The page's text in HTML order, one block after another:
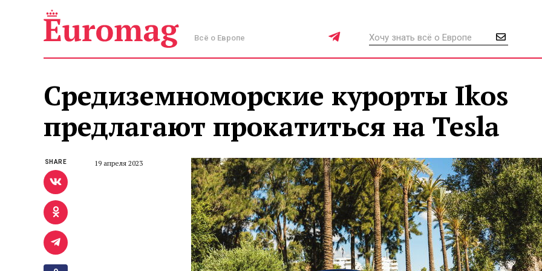
Всё о Европе
Средиземноморские курорты Ikos
предлагают прокатиться на Tesla
19 апреля 2023
SHARE